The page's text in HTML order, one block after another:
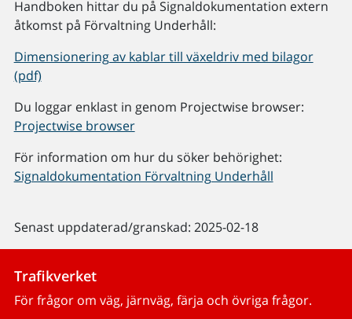
Handboken hittar du på Signaldokumentation extern
åtkomst på Förvaltning Underhåll:
Dimensionering av kablar till växeldriv med bilagor
(pdf)
Du loggar enklast in genom Projectwise browser:
Projectwise browser
För information om hur du söker behörighet:
Signaldokumentation Förvaltning Underhåll
Senast uppdaterad/granskad: 2025-02-18
Trafikverket
För frågor om väg, järnväg, färja och övriga frågor.